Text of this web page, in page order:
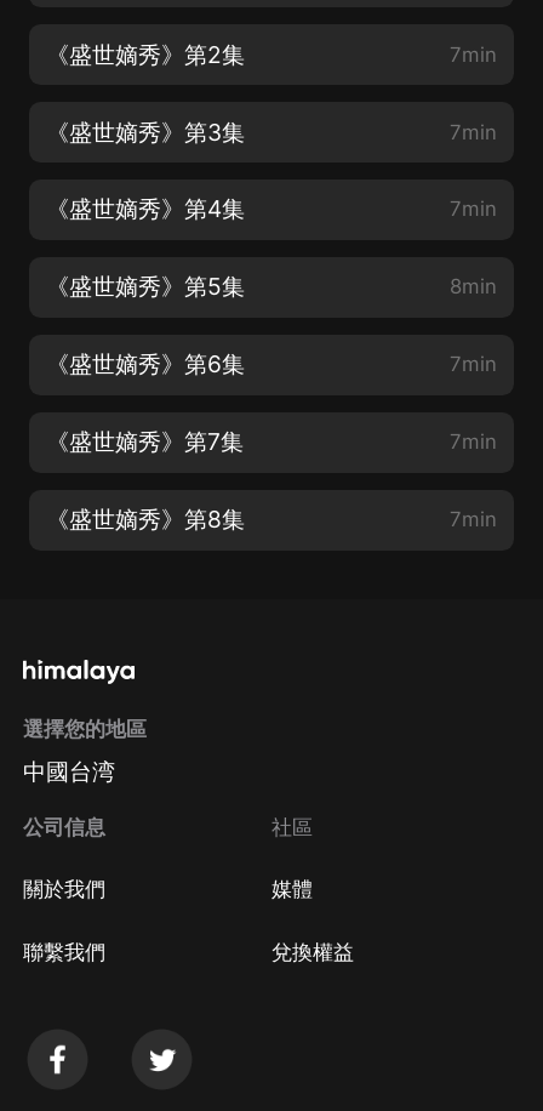
《盛世嫡秀》第2集 7min
《盛世嫡秀》第3集 7min
《盛世嫡秀》第4集 7min
《盛世嫡秀》第5集 8min
《盛世嫡秀》第6集 7min
《盛世嫡秀》第7集 7min
《盛世嫡秀》第8集 7min
選擇您的地區
中國台湾
公司信息
關於我們
聯繫我們
社區
媒體
兌換權益